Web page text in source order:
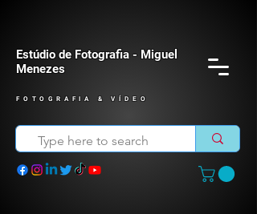
Estúdio de Fotografia - Miguel
Menezes
FOTOGRAFIA & VÍDEO